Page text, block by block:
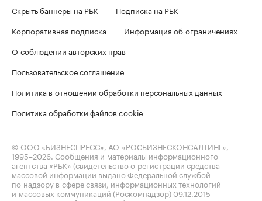
Скрыть баннеры на РБК
Подписка на РБК
Корпоративная подписка
Информация об ограничениях
О соблюдении авторских прав
Пользовательское соглашение
Политика в отношении обработки персональных данных
Политика обработки файлов cookie
© ООО «БИЗНЕСПРЕСС», АО «РОСБИЗНЕСКОНСАЛТИНГ»,
1995–2026 . Сообщения и материалы информационного
агентства «РБК» (свидетельство о регистрации средства
массовой информации выдано Федеральной службой
по надзору в сфере связи, информационных технологий
и массовых коммуникаций (Роскомнадзор) 09.12.2015